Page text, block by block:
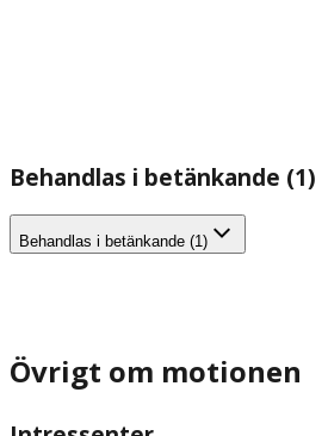
Behandlas i betänkande (1)
Behandlas i betänkande (1)
Övrigt om motionen